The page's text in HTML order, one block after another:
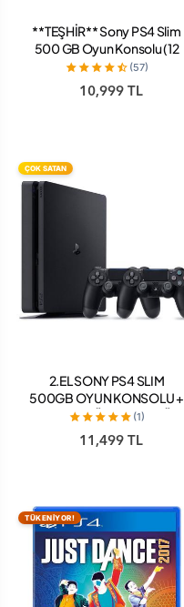
**TEŞHİR** Sony PS4 Slim
500 GB Oyun Konsolu (12
ay Garanti)(57)
10,999 TL
ÇOK SATAN
2.EL SONY PS4 SLIM
500GB OYUN KONSOLU +
2.KOL + TÜRKÇE MENÜ
(12AY GARANTİ)
(1)
11,499 TL
TÜKENİYOR!